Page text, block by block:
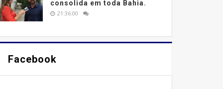
consolida em toda Bahia.
21:36:00
Facebook